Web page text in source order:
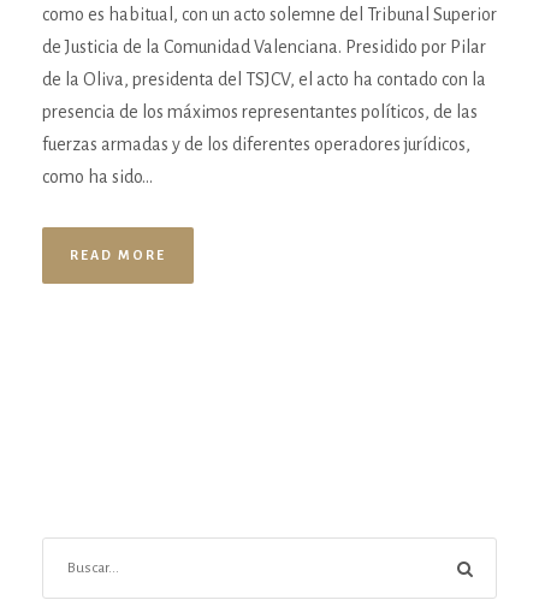
como es habitual, con un acto solemne del Tribunal Superior
de Justicia de la Comunidad Valenciana. Presidido por Pilar
de la Oliva, presidenta del TSJCV, el acto ha contado con la
presencia de los máximos representantes políticos, de las
fuerzas armadas y de los diferentes operadores jurídicos,
como ha sido...
READ MORE